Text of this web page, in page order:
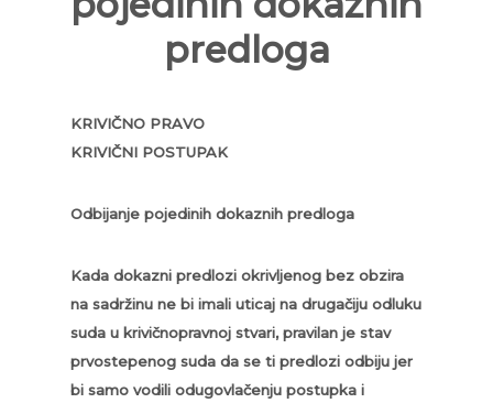
predloga
KRIVIČNO PRAVO
KRIVIČNI POSTUPAK
Odbijanje pojedinih dokaznih predloga
Kada dokazni predlozi okrivljenog bez obzira
na sadržinu ne bi imali uticaj na drugačiju odluku
suda u krivičnopravnoj stvari, pravilan je stav
prvostepenog suda da se ti predlozi odbiju jer
bi samo vodili odugovlačenju postupka i